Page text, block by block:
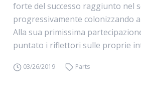
forte del successo raggiunto nel
progressivamente colonizzando
Alla sua primissima
puntato i riflettori sulle proprie
03/26/2019 Parts